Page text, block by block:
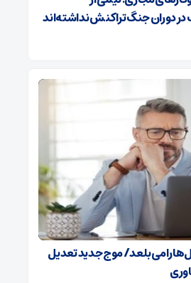
دوران جنگ‌ تراکنش نداشته‌اند
را می‌بلعد/ موج جدید تعدیل